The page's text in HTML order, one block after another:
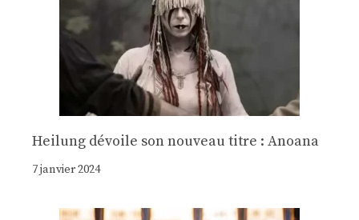
Heilung dévoile son nouveau titre : Anoana
7 janvier 2024